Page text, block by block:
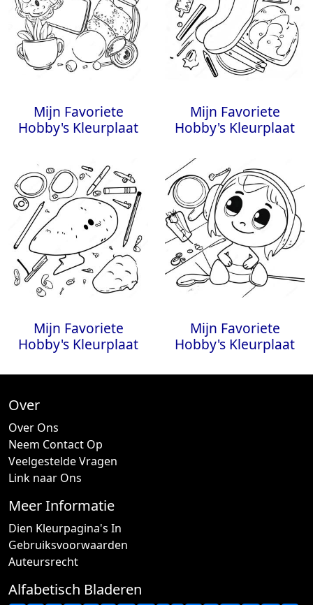
Mijn Favoriete
Hobby's Kleurplaat
Mijn Favoriete
Hobby's Kleurplaat
Mijn Favoriete
Hobby's Kleurplaat
Mijn Favoriete
Hobby's Kleurplaat
Over
Over Ons
Neem Contact Op
Veelgestelde Vragen
Link naar Ons
Meer Informatie
Dien Kleurpagina's In
Gebruiksvoorwaarden
Auteursrecht
Alfabetisch Bladeren